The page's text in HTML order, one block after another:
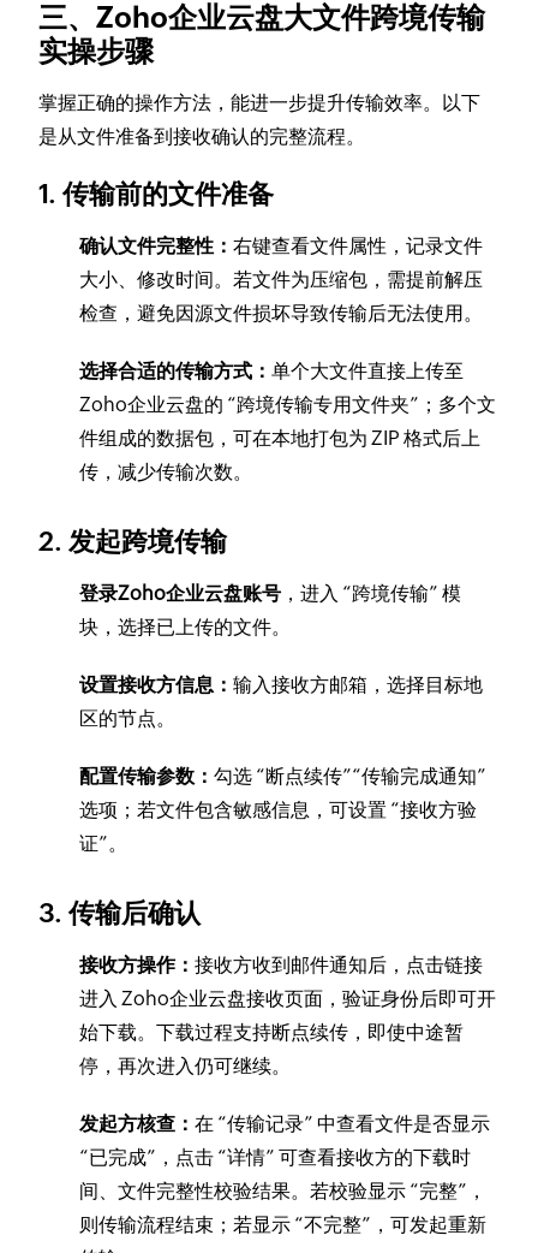
三、Zoho企业云盘大文件跨境传输
实操步骤
掌握正确的操作方法，能进一步提升传输效率。以下
是从文件准备到接收确认的完整流程。
1. 传输前的文件准备
确认文件完整性：右键查看文件属性，记录文件
大小、修改时间。若文件为压缩包，需提前解压
检查，避免因源文件损坏导致传输后无法使用。
选择合适的传输方式：单个大文件直接上传至
Zoho企业云盘的 “跨境传输专用文件夹”；多个文
件组成的数据包，可在本地打包为 ZIP 格式后上
传，减少传输次数。
2. 发起跨境传输
登录Zoho企业云盘账号 ，进入 “跨境传输” 模
块，选择已上传的文件。
设置接收方信息：输入接收方邮箱，选择目标地
区的节点。
配置传输参数：勾选 “断点续传”“传输完成通知”
选项；若文件包含敏感信息，可设置 “接收方验
证”。
3. 传输后确认
接收方操作：接收方收到邮件通知后，点击链接
进入 Zoho企业云盘接收页面，验证身份后即可开
始下载。下载过程支持断点续传，即使中途暂
停，再次进入仍可继续。
发起方核查：在 “传输记录” 中查看文件是否显示
“已完成”，点击 “详情” 可查看接收方的下载时
间、文件完整性校验结果。若校验显示 “完整”，
则传输流程结束；若显示 “不完整”，可发起重新